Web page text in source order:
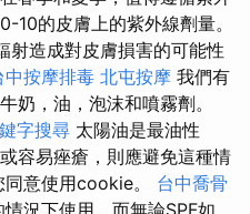
10的皮膚上的紫外線劑量。
射造成對皮膚損害的可能性
中按摩排毒 北屯按摩 我們有
奶，油，泡沫和噴霧劑。
字搜尋 太陽油是最油性
容易痤瘡，則應避免這種情
意使用cookie。 台中喬骨
況下使用，而無論SPF如